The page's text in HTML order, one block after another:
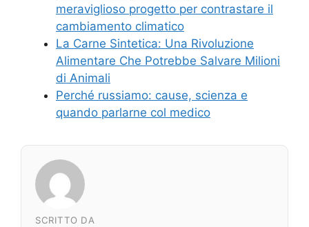
meraviglioso progetto per contrastare il
cambiamento climatico
La Carne Sintetica: Una Rivoluzione
Alimentare Che Potrebbe Salvare Milioni
di Animali
Perché russiamo: cause, scienza e
quando parlarne col medico
SCRITTO DA